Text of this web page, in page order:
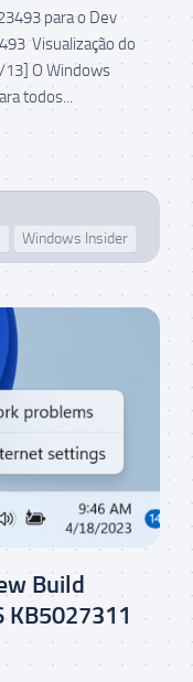
para o Dev
Visualização do
13] O Windows
todos...
Windows Insider
Build